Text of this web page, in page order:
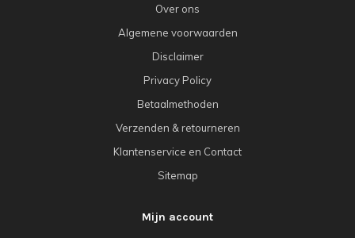
Over ons
Algemene voorwaarden
Disclaimer
Privacy Policy
Betaalmethoden
Verzenden & retourneren
Klantenservice en Contact
Sitemap
Mijn account